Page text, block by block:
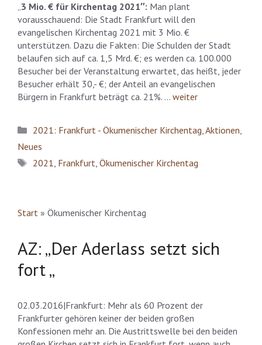
„3 Mio. € für Kirchentag 2021″: Man plant
vorausschauend: Die Stadt Frankfurt will den
evangelischen Kirchentag 2021 mit 3 Mio. €
unterstützen. Dazu die Fakten: Die Schulden der Stadt
belaufen sich auf ca. 1,5 Mrd. €; es werden ca. 100.000
Besucher bei der Veranstaltung erwartet, das heißt, jeder
Besucher erhält 30,- €; der Anteil an evangelischen
Bürgern in Frankfurt beträgt ca. 21%. … weiter
Kategorien
2021: Frankfurt - Ökumenischer Kirchentag,Aktionen,
Neues
Schlagwörter
2021, Frankfurt, Ökumenischer Kirchentag
Start » Ökumenischer Kirchentag
AZ: „Der Aderlass setzt sich
fort „
02.03.2016|Frankfurt: Mehr als 60 Prozent der
Frankfurter gehören keiner der beiden großen
Konfessionen mehr an. Die Austrittswelle bei den beiden